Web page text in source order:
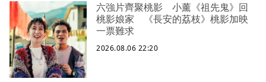
六強片齊聚桃影 小薰《祖先鬼》回
桃影娘家 《長安的荔枝》桃影加映
一票難求
2026.08.06 22:20